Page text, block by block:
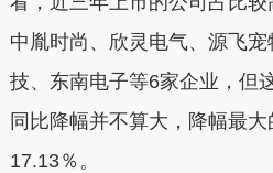
中胤时尚、欣灵电气、源飞
技、东南电子等6家企业，但
同比降幅并不算大，降幅最
17.13％。